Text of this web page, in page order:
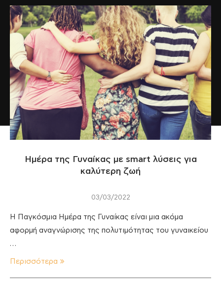
Ημέρα της Γυναίκας με smart λύσεις για
καλύτερη ζωή
03/03/2022
Η Παγκόσμια Ημέρα της Γυναίκας είναι μια ακόμα
αφορμή αναγνώρισης της πολυτιμότητας του γυναικείου
…
Περισσότερα